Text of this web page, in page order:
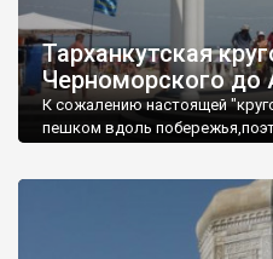
Тарханкутская
Черноморского до
К сожалению настоящей
пешком вдоль